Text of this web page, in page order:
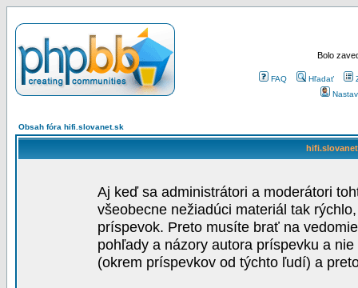
Bolo
FAQ Hľadať
Obsah fóra hifi.slovanet.sk
Aj keď sa administrátori a moderátori
všeobecne nežiadúci materiál tak
príspevok. Preto musíte brať na
pohľady a názory autora príspevku a
(okrem príspevkov od týchto ľudí) a